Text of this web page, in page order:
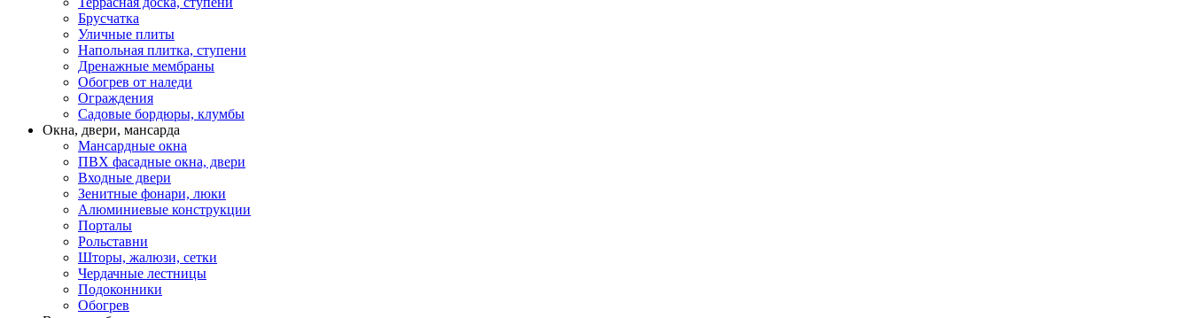
Брусчатка
Уличные плиты
Напольная плитка, ступени
Дренажные мембраны
Обогрев от наледи
Ограждения
Садовые бордюры, клумбы
Окна, двери, мансарда
Мансардные окна
ПВХ фасадные окна, двери
Входные двери
Зенитные фонари, люки
Алюминиевые конструкции
Порталы
Рольставни
Шторы, жалюзи, сетки
Чердачные лестницы
Подоконники
Обогрев